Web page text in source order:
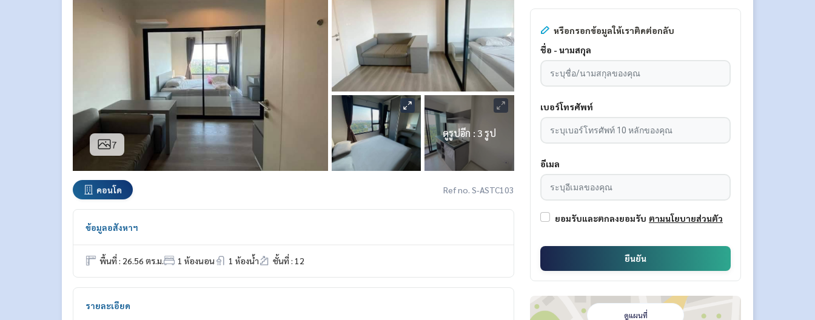
7
ดูรูปอีก : 3 รูป
คอนโด Ref no. S-ASTC103
ข้อมูลอสังหาฯ
พื้นที่ : 26.56 ตร.ม. 1 ห้องนอน 1 ห้องน้ำ ชั้นที่ : 12
รายละเอียด
หรือกรอกข้อมูลให้เราติดต่อกลับ
ชื่อ - นามสกุล
เบอร์โทรศัพท์
อีเมล
ยอมรับและตกลงยอมรับ ตามนโยบายส่วนตัว
ยืนยัน
ดูแผนที่